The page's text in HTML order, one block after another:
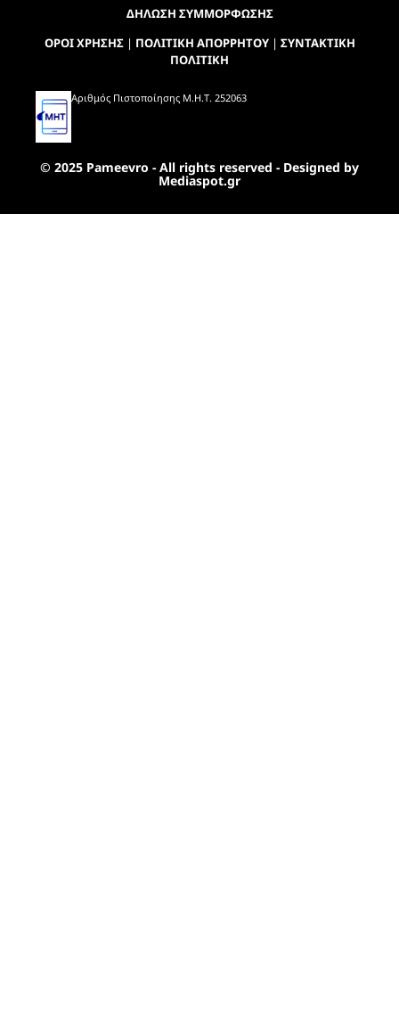
ΔΗΛΩΣΗ ΣΥΜΜΟΡΦΩΣΗΣ
ΟΡΟΙ ΧΡΗΣΗΣ| ΠΟΛΙΤΙΚΗ ΑΠΟΡΡΗΤΟΥ| ΣΥΝΤΑΚΤΙΚΗ
ΠΟΛΙΤΙΚΗ
Αριθμός Πιστοποίησης Μ.Η.Τ. 252063
© 2025 Pameevro - All rights reserved - Designed by
Mediaspot.gr